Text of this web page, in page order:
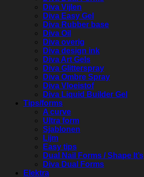
Diva Vijlen
Diva Easy Gel
Diva Rubber base
Diva Oil
Diva overig
Diva design ink
Diva Art Gels
Diva Glitterspray
Diva Ombre Spray
Diva Vloeistof
Diva Liquid Builder Gel
Tips/forms
A curve
Ultra form
Sjablonen
Lijm
Easy tips
Dual Nail Forms / Shape It’s
Diva Dual Forms
Elektra